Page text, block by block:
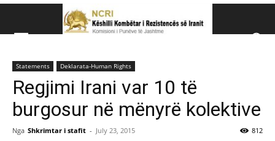
Këshillit Kombëtar të Rezistencës së Iranit (NCRI)
Statements Deklarata-Human Rights
Regjimi Irani var 10 të
burgosur në mënyrë kolektive
Nga Shkrimtar i stafit - July 23, 2015 812